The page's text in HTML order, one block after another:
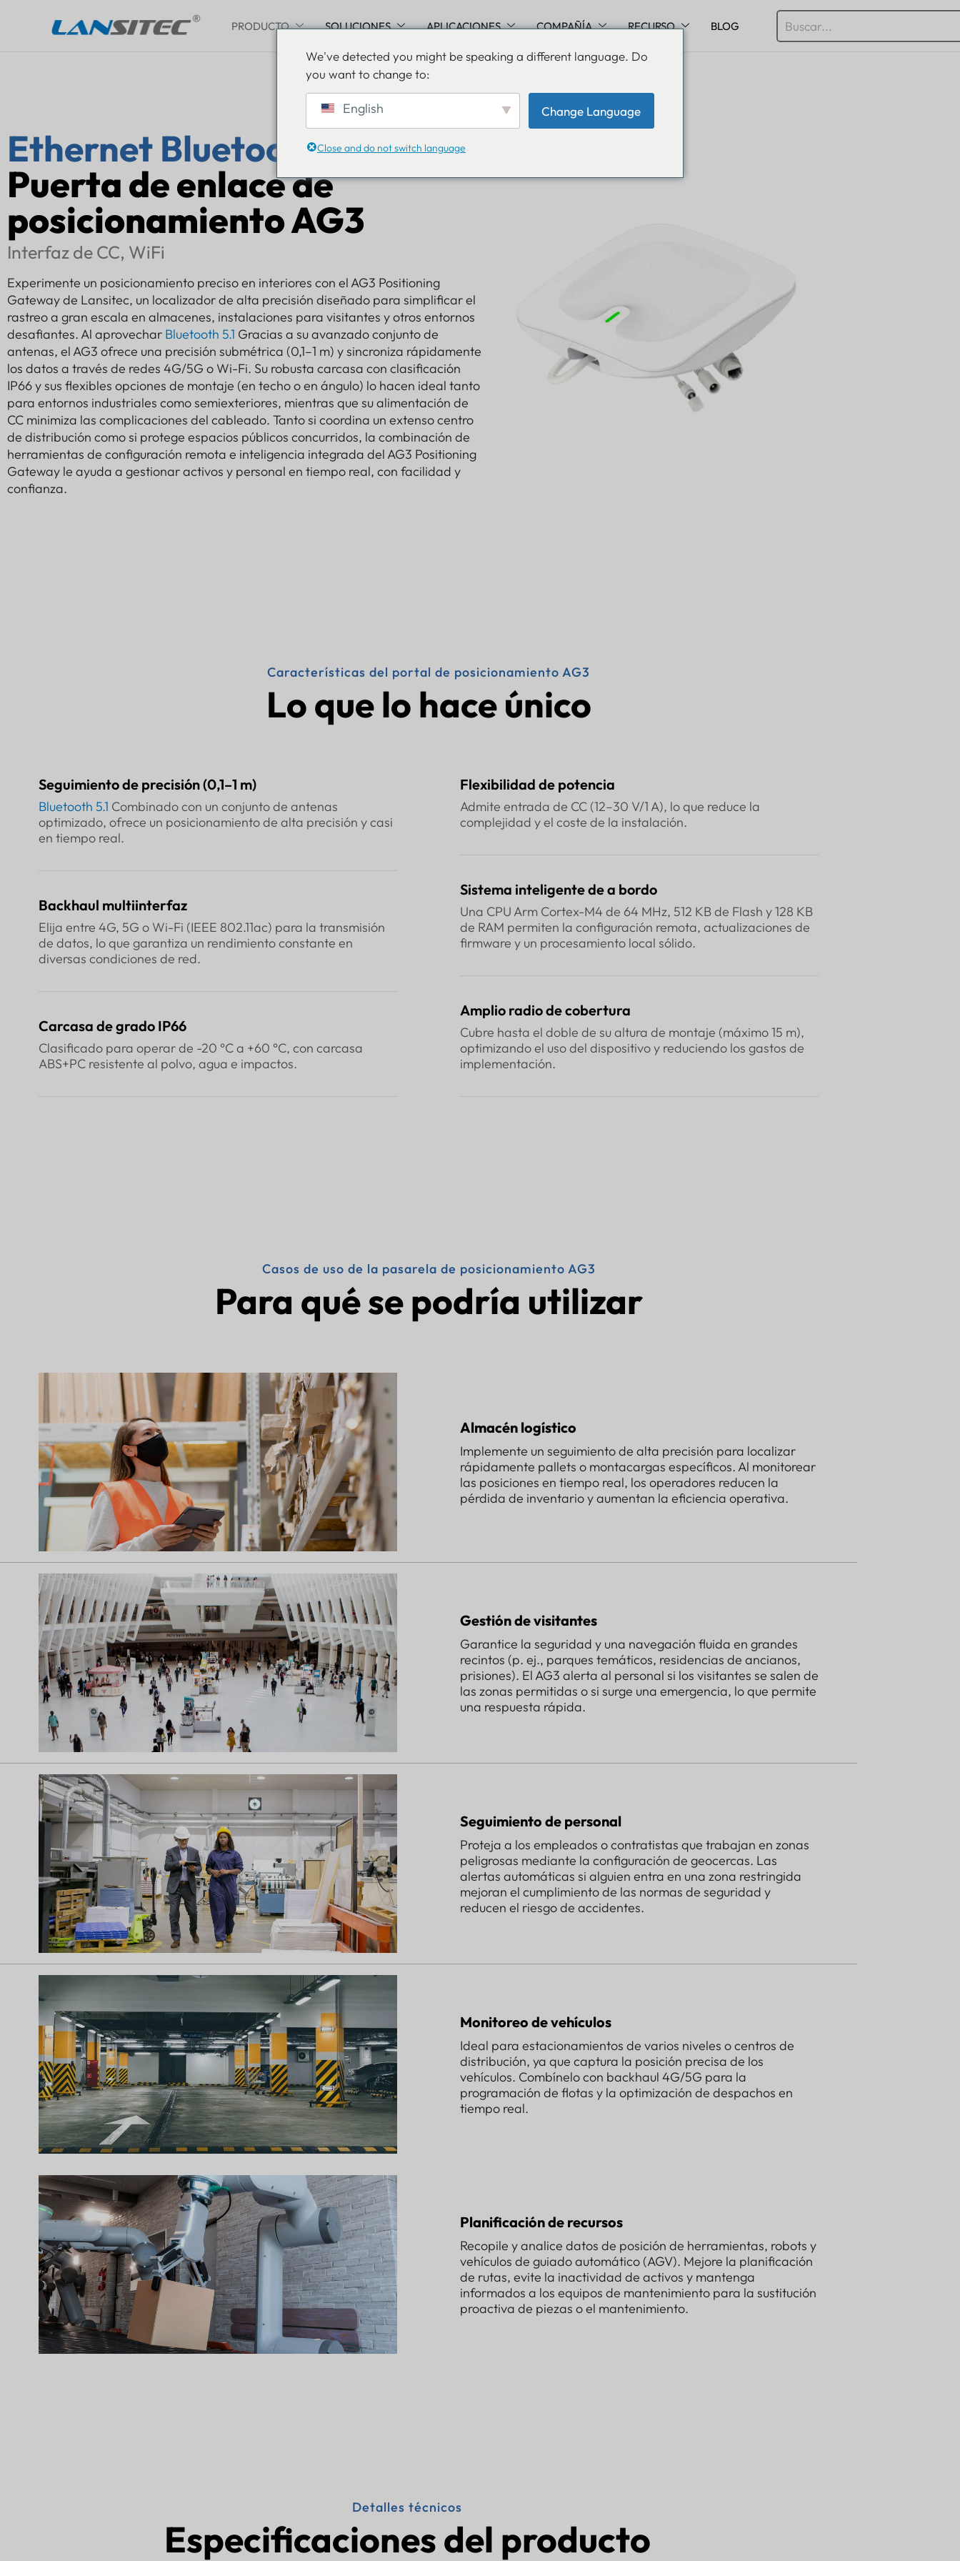
PRODUCTO SOLUCIONES APLICACIONES COMPAÑÍA RECURSO BLOG
Ethernet Bluetooth AoA
Puerta de enlace de
posicionamiento AG3
Interfaz de CC, WiFi
Experimente un posicionamiento preciso en interiores con el AG3 Positioning
Gateway de Lansitec, un localizador de alta precisión diseñado para simplificar el
rastreo a gran escala en almacenes, instalaciones para visitantes y otros entornos
desafiantes. Al aprovechar Bluetooth 5.1 Gracias a su avanzado conjunto de
antenas, el AG3 ofrece una precisión submétrica (0,1–1 m) y sincroniza rápidamente
los datos a través de redes 4G/5G o Wi-Fi. Su robusta carcasa con clasificación
IP66 y sus flexibles opciones de montaje (en techo o en ángulo) lo hacen ideal tanto
para entornos industriales como semiexteriores, mientras que su alimentación de
CC minimiza las complicaciones del cableado. Tanto si coordina un extenso centro
de distribución como si protege espacios públicos concurridos, la combinación de
herramientas de configuración remota e inteligencia integrada del AG3 Positioning
Gateway le ayuda a gestionar activos y personal en tiempo real, con facilidad y
confianza.
Características del portal de posicionamiento AG3
Lo que lo hace único
Seguimiento de precisión (0,1–1 m)
Bluetooth 5.1 Combinado con un conjunto de antenas
optimizado, ofrece un posicionamiento de alta precisión y casi
en tiempo real.
Backhaul multiinterfaz
Elija entre 4G, 5G o Wi-Fi (IEEE 802.11ac) para la transmisión
de datos, lo que garantiza un rendimiento constante en
diversas condiciones de red.
Carcasa de grado IP66
Clasificado para operar de -20 °C a +60 °C, con carcasa
ABS+PC resistente al polvo, agua e impactos.
Flexibilidad de potencia
Admite entrada de CC (12–30 V/1 A), lo que reduce la
complejidad y el coste de la instalación.
Sistema inteligente de a bordo
Una CPU Arm Cortex-M4 de 64 MHz, 512 KB de Flash y 128 KB
de RAM permiten la configuración remota, actualizaciones de
firmware y un procesamiento local sólido.
Amplio radio de cobertura
Cubre hasta el doble de su altura de montaje (máximo 15 m),
optimizando el uso del dispositivo y reduciendo los gastos de
implementación.
Casos de uso de la pasarela de posicionamiento AG3
Para qué se podría utilizar
Almacén logístico
Implemente un seguimiento de alta precisión para localizar
rápidamente pallets o montacargas específicos. Al monitorear
las posiciones en tiempo real, los operadores reducen la
pérdida de inventario y aumentan la eficiencia operativa.
Gestión de visitantes
Garantice la seguridad y una navegación fluida en grandes
recintos (p. ej., parques temáticos, residencias de ancianos,
prisiones). El AG3 alerta al personal si los visitantes se salen de
las zonas permitidas o si surge una emergencia, lo que permite
una respuesta rápida.
Seguimiento de personal
Proteja a los empleados o contratistas que trabajan en zonas
peligrosas mediante la configuración de geocercas. Las
alertas automáticas si alguien entra en una zona restringida
mejoran el cumplimiento de las normas de seguridad y
reducen el riesgo de accidentes.
Monitoreo de vehículos
Ideal para estacionamientos de varios niveles o centros de
distribución, ya que captura la posición precisa de los
vehículos. Combínelo con backhaul 4G/5G para la
programación de flotas y la optimización de despachos en
tiempo real.
Planificación de recursos
Recopile y analice datos de posición de herramientas, robots y
vehículos de guiado automático (AGV). Mejore la planificación
de rutas, evite la inactividad de activos y mantenga
informados a los equipos de mantenimiento para la sustitución
proactiva de piezas o el mantenimiento.
Detalles técnicos
Especificaciones del producto
We've detected you might be speaking a different language. Do
you want to change to:
English Change Language
Close and do not switch language